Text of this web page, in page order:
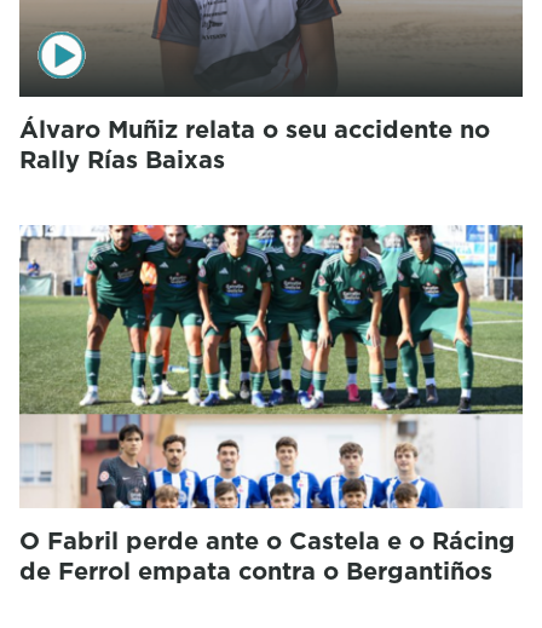
Álvaro Muñiz relata o seu accidente no
Rally Rías Baixas
O Fabril perde ante o Castela e o Rácing
de Ferrol empata contra o Bergantiños